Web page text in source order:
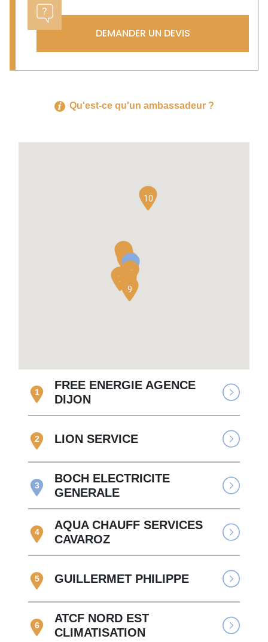
DEMANDER UN DEVIS
Qu'est-ce qu'un ambassadeur ?
1
2
4
5
6
7
9
10
1
FREE ENERGIE AGENCE
DIJON
2 LION SERVICE
3
BOCH ELECTRICITE
GENERALE
4
AQUA CHAUFF SERVICES
CAVAROZ
5 GUILLERMET PHILIPPE
6
ATCF NORD EST
CLIMATISATION